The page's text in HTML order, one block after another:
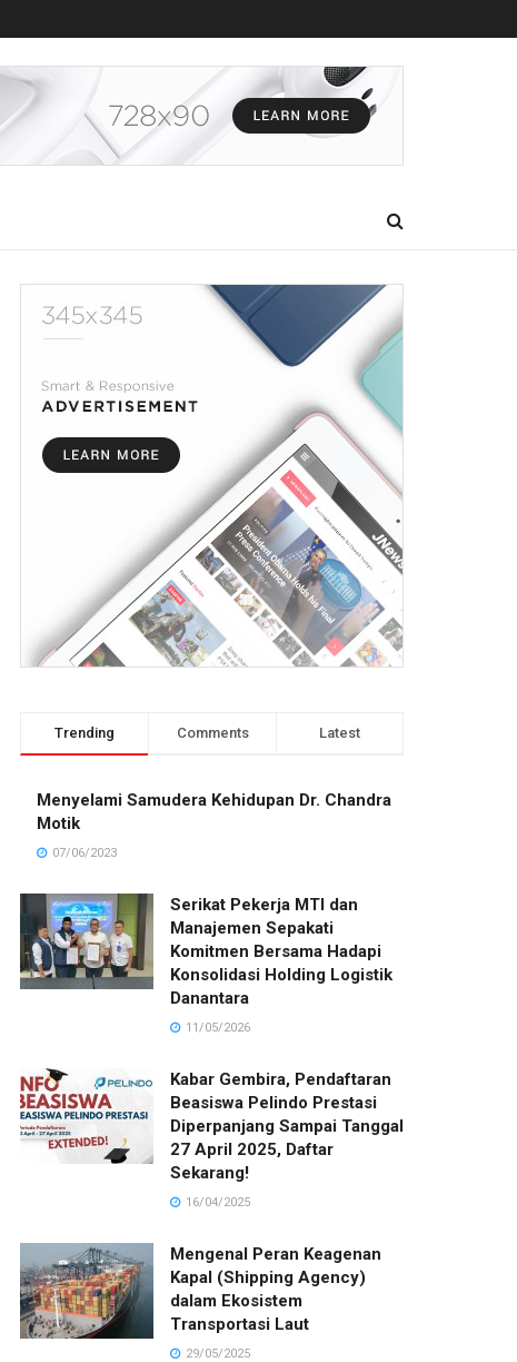
Trending Comments Latest
Menyelami Samudera Kehidupan Dr. Chandra
Motik
07/06/2023
Serikat Pekerja MTI dan
Manajemen Sepakati
Komitmen Bersama Hadapi
Konsolidasi Holding Logistik
Danantara
11/05/2026
Kabar Gembira, Pendaftaran
Beasiswa Pelindo Prestasi
Diperpanjang Sampai Tanggal
27 April 2025, Daftar
Sekarang!
16/04/2025
Mengenal Peran Keagenan
Kapal (Shipping Agency)
dalam Ekosistem
Transportasi Laut
29/05/2025